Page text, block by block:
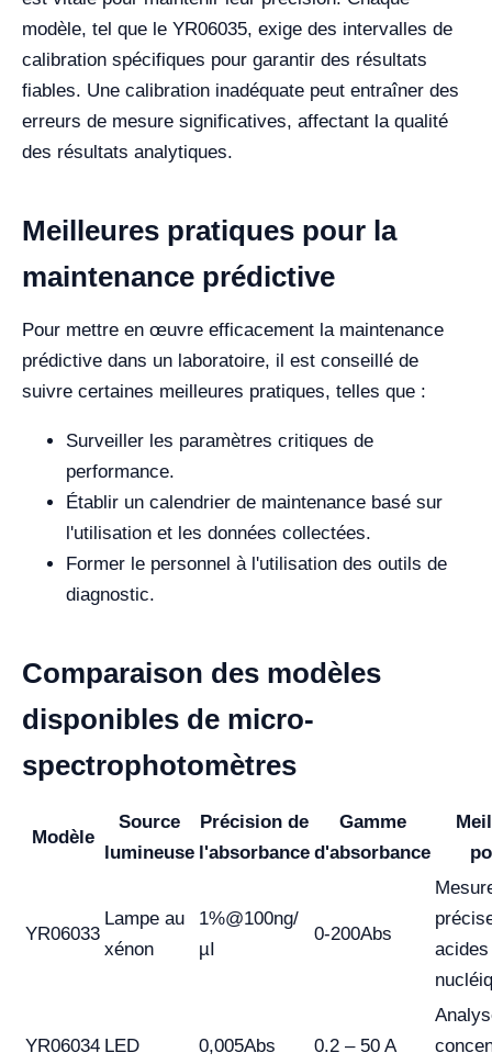
modèle, tel que le YR06035, exige des intervalles de
calibration spécifiques pour garantir des résultats
fiables. Une calibration inadéquate peut entraîner des
erreurs de mesure significatives, affectant la qualité
des résultats analytiques.
Meilleures pratiques pour la
maintenance prédictive
Pour mettre en œuvre efficacement la maintenance
prédictive dans un laboratoire, il est conseillé de
suivre certaines meilleures pratiques, telles que :
Surveiller les paramètres critiques de
performance.
Établir un calendrier de maintenance basé sur
l'utilisation et les données collectées.
Former le personnel à l'utilisation des outils de
diagnostic.
Comparaison des modèles
disponibles de micro-
spectrophotomètres
Modèle
Source
lumineuse
Précision de
l'absorbance
Gamme
d'absorbance
YR06033
Lampe au
xénon
1%@100ng/
µI
0-200Abs
acides
YR06034 LED 0,005Abs 0.2 – 50 A